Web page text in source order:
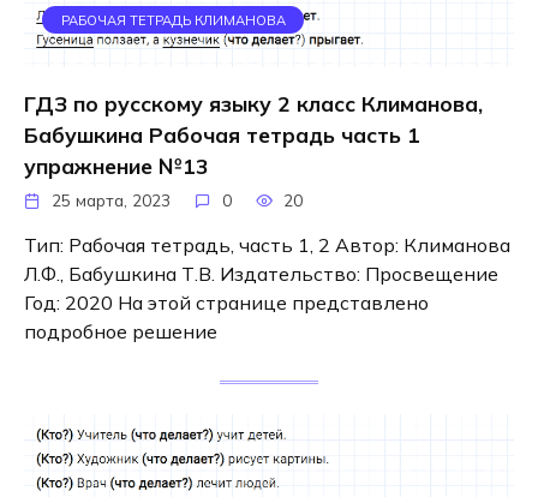
РАБОЧАЯ ТЕТРАДЬ КЛИМАНОВА
ГДЗ по русскому языку 2 класс Климанова,
Бабушкина Рабочая тетрадь часть 1
упражнение №13
25 марта, 2023 0 20
Тип: Рабочая тетрадь, часть 1, 2 Автор: Климанова
Л.Ф., Бабушкина Т.В. Издательство: Просвещение
Год: 2020 На этой странице представлено
подробное решение